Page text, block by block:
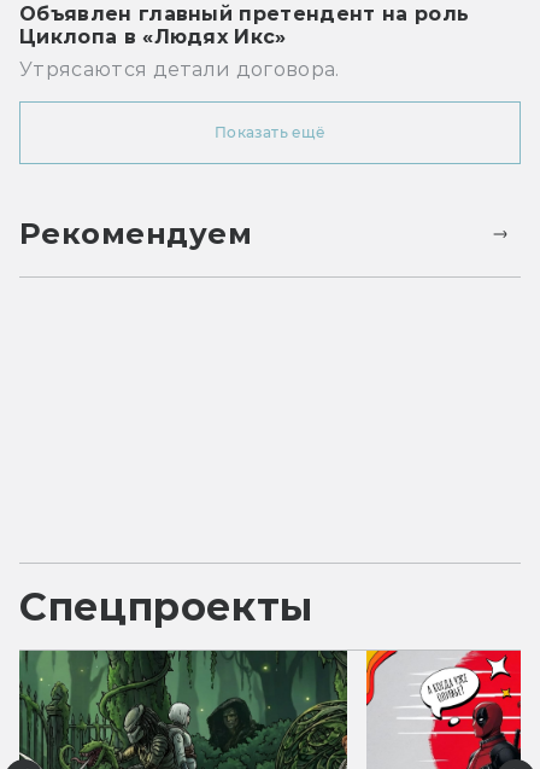
Объявлен главный претендент на роль
Циклопа в «Людях Икс»
Утрясаются детали договора.
Показать ещё
Рекомендуем
Спецпроекты